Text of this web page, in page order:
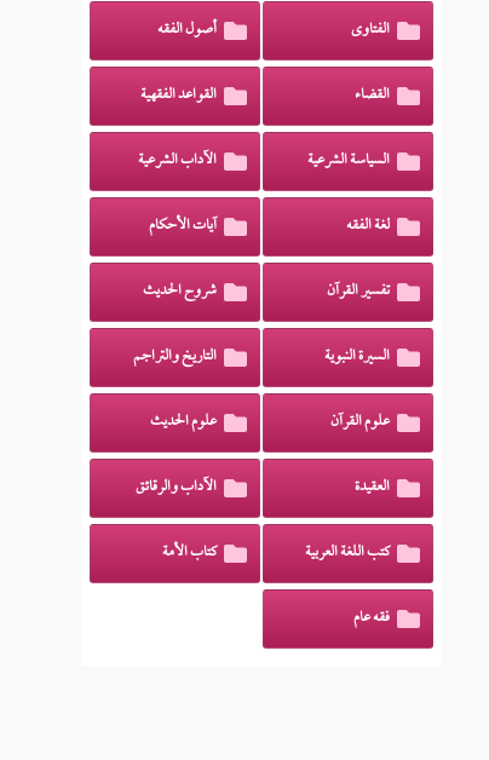
الفتاوى أصول الفقه
القضاء القواعد الفقهية
السياسة الشرعية الآداب الشرعية
لغة الفقه آيات الأحكام
تفسير القرآن شروح الحديث
السيرة النبوية التاريخ والتراجم
علوم القرآن علوم الحديث
العقيدة الآداب والرقائق
كتب اللغة العربية كتاب الأمة
فقه عام